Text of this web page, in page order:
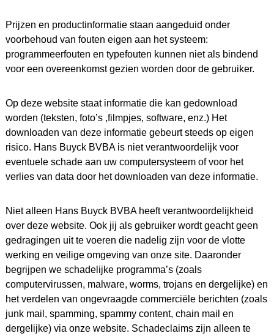
Prijzen en productinformatie staan aangeduid onder
voorbehoud van fouten eigen aan het systeem:
programmeerfouten en typefouten kunnen niet als bindend
voor een overeenkomst gezien worden door de gebruiker.
Op deze website staat informatie die kan gedownload
worden (teksten, foto’s ,filmpjes, software, enz.) Het
downloaden van deze informatie gebeurt steeds op eigen
risico. Hans Buyck BVBA is niet verantwoordelijk voor
eventuele schade aan uw computersysteem of voor het
verlies van data door het downloaden van deze informatie.
Niet alleen Hans Buyck BVBA heeft verantwoordelijkheid
over deze website. Ook jij als gebruiker wordt geacht geen
gedragingen uit te voeren die nadelig zijn voor de vlotte
werking en veilige omgeving van onze site. Daaronder
begrijpen we schadelijke programma’s (zoals
computervirussen, malware, worms, trojans en dergelijke) en
het verdelen van ongevraagde commerciële berichten (zoals
junk mail, spamming, spammy content, chain mail en
dergelijke) via onze website. Schadeclaims zijn alleen te